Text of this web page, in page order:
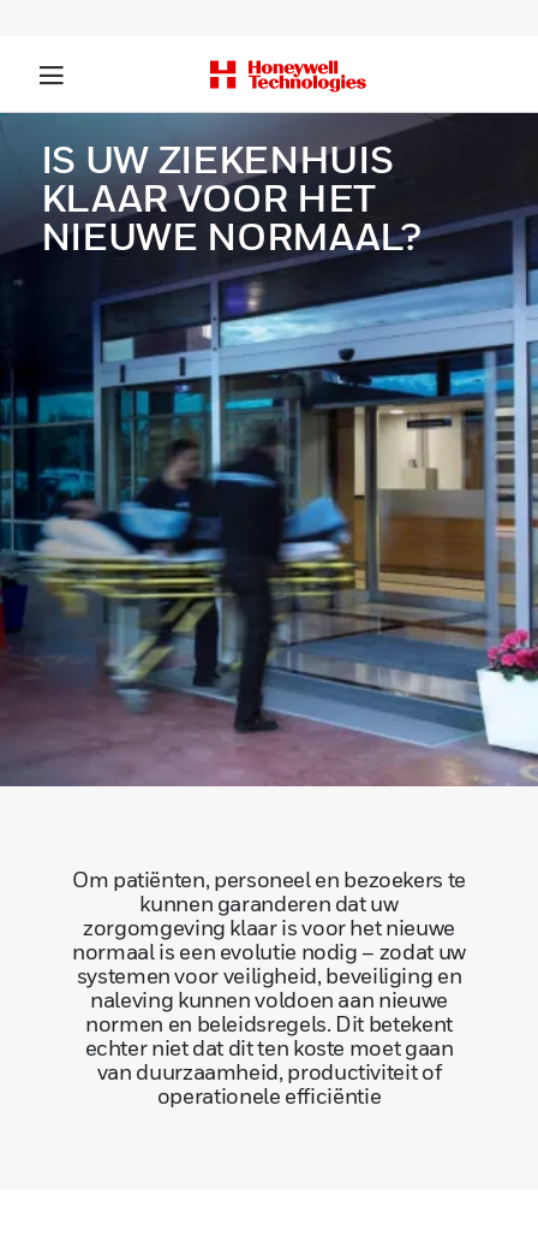
IS UW ZIEKENHUIS
KLAAR VOOR HET
NIEUWE NORMAAL?
Om patiënten, personeel en bezoekers te
kunnen garanderen dat uw
zorgomgeving klaar is voor het nieuwe
normaal is een evolutie nodig – zodat uw
systemen voor veiligheid, beveiliging en
naleving kunnen voldoen aan nieuwe
normen en beleidsregels. Dit betekent
echter niet dat dit ten koste moet gaan
van duurzaamheid, productiviteit of
operationele efficiëntie